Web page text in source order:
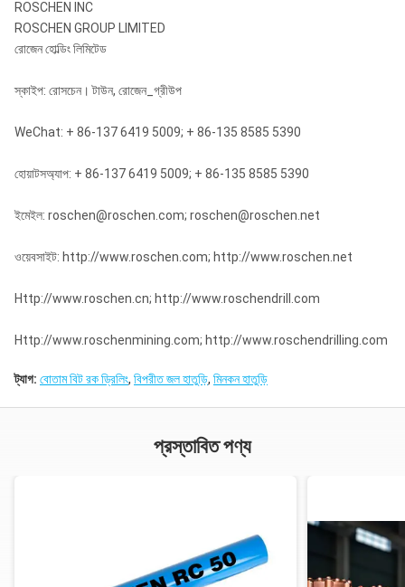
ROSCHEN INC
ROSCHEN GROUP LIMITED
রোজেন হোল্ডিং লিমিটেড
স্কাইপ: রোসচেন। টাউন, রোজেন_গ্রীউপ
WeChat: + 86-137 6419 5009; + 86-135 8585 5390
হোয়াটসঅ্যাপ: + 86-137 6419 5009; + 86-135 8585 5390
ইমেইল: roschen@roschen.com; roschen@roschen.net
ওয়েবসাইট: http://www.roschen.com; http://www.roschen.net
Http://www.roschen.cn; http://www.roschendrill.com
Http://www.roschenmining.com; http://www.roschendrilling.com
ট্যাগ: বোতাম বিট রক ড্রিলিং, বিপরীত জল হাতুড়ি, মিনকন হাতুড়ি
প্রস্তাবিত পণ্য